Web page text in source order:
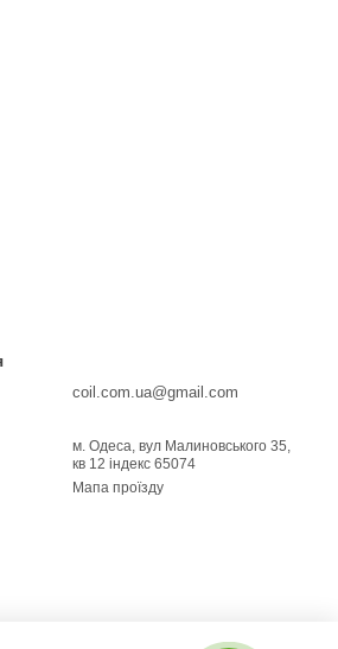
coil.com.ua@gmail.com
м. Одеса, вул Малиновського 35,
кв 12 індекс 65074
Мапа проїзду